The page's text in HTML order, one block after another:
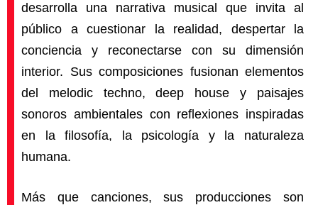
desarrolla una narrativa musical que invita al
público a cuestionar la realidad, despertar la
conciencia y reconectarse con su dimensión
interior. Sus composiciones fusionan elementos
del melodic techno, deep house y paisajes
sonoros ambientales con reflexiones inspiradas
en la filosofía, la psicología y la naturaleza
humana.
Más que canciones, sus producciones son